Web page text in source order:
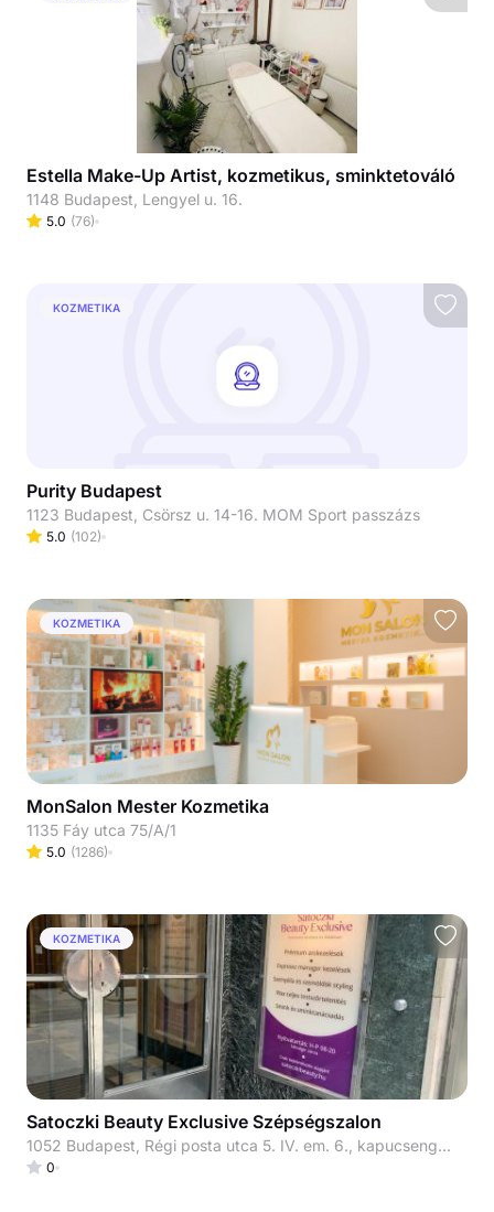
Estella Make-Up Artist, kozmetikus, sminktetováló
1148 Budapest, Lengyel u. 16.
5.0 (76)
KOZMETIKA
Purity Budapest
1123 Budapest, Csörsz u. 14-16. MOM Sport passzázs
5.0 (102)
KOZMETIKA
MonSalon Mester Kozmetika
1135 Fáy utca 75/A/1
5.0 (1286)
KOZMETIKA
Satoczki Beauty Exclusive Szépségszalon
1052 Budapest, Régi posta utca 5. IV. em. 6., kapucsengő: 33
0